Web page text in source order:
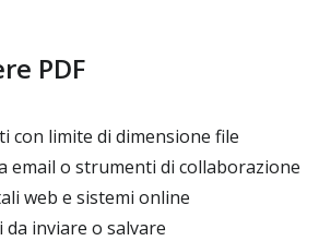
PDF
con limite di dimensione file
email o strumenti di collaborazione
web e sistemi online
inviare o salvare